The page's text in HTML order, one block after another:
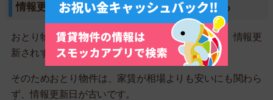
情報更新日が古いとおとり物件の可能性がある
おとり物件は紹介する気のない架空の物件なので、情報更
新されずに放置されていることが多いです。
そのためおとり物件は、家賃が相場よりも安いにも関わら
ず、情報更新日が古いです。